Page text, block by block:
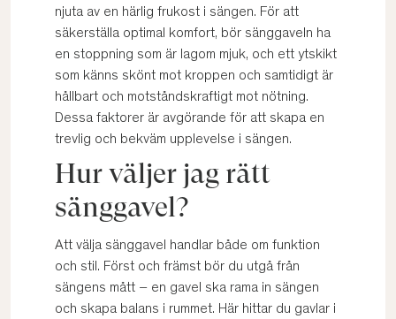
njuta av en härlig frukost i sängen. För att
säkerställa optimal komfort, bör sänggaveln ha
en stoppning som är lagom mjuk, och ett ytskikt
som känns skönt mot kroppen och samtidigt är
hållbart och motståndskraftigt mot nötning.
Dessa faktorer är avgörande för att skapa en
trevlig och bekväm upplevelse i sängen.
Hur väljer jag rätt
sänggavel?
Att välja sänggavel handlar både om funktion
och stil. Först och främst bör du utgå från
sängens mått – en gavel ska rama in sängen
och skapa balans i rummet. Här hittar du gavlar i